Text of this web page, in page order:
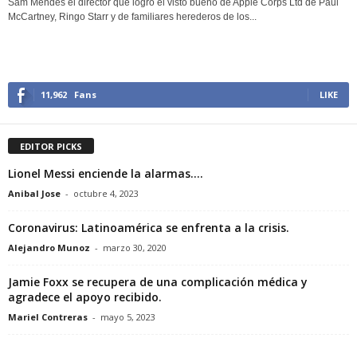
McCartney, Ringo Starr y de familiares herederos de los...
11,962 Fans LIKE
EDITOR PICKS
Lionel Messi enciende la alarmas….
Anibal Jose - octubre 4, 2023
Coronavirus: Latinoamérica se enfrenta a la crisis.
Alejandro Munoz - marzo 30, 2020
Jamie Foxx se recupera de una complicación médica y
agradece el apoyo recibido.
Mariel Contreras - mayo 5, 2023